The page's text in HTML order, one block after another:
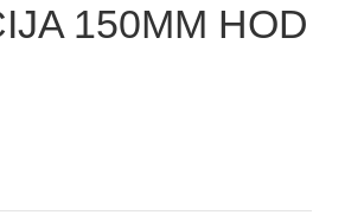
150MM HOD